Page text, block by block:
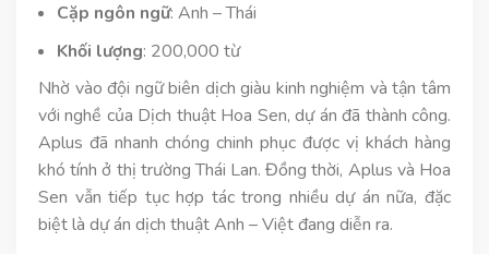
Cặp ngôn ngữ: Anh – Thái
Khối lượng: 200,000 từ
Nhờ vào đội ngữ biên dịch giàu kinh nghiệm và tận tâm
với nghề của Dịch thuật Hoa Sen, dự án đã thành công.
Aplus đã nhanh chóng chinh phục được vị khách hàng
khó tính ở thị trường Thái Lan. Đồng thời, Aplus và Hoa
Sen vẫn tiếp tục hợp tác trong nhiều dự án nữa, đặc
biệt là dự án dịch thuật Anh – Việt đang diễn ra.